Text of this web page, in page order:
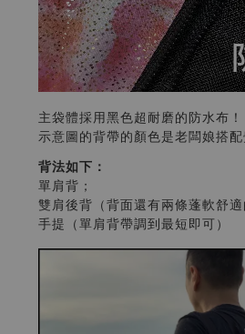
主袋體採用黑色超耐磨的防水布！
示意圖的背帶的顏色是老闆娘搭
背法如下：
單肩背；
雙肩後背（背面還有兩條蓬軟舒
手提（單肩背帶調到最短即可）